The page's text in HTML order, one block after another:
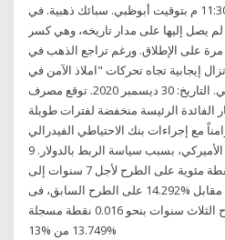
محمد علي. الأحد 2020/12/27 11:30 م بتوقيت أبوظبي. سبائك ذهبية. في
لم يصل إليها على مدار تاريخه، وهي كسر
لأول مرة على الإطلاق. ورغم تراجع الذهب في
إيجابية تجاه تحركات "املاذ الآمن في
2021. أمل المنشاوي - أبوظبي. التاريخ: 30 ديسمبر 2020. توقع مصرف
الفائدة الرئيسة منخفضة لفترات طويلة
وذلك تزامناً مع إجراءات بنك الاحتياطي الفيدرالي
الأميركي، بسبب سياسة الربط بالدولار. 9 hours ago · وتباينت أسعار
الفائدة؛ لترتفع بنحو0.07 نقطة مئوية على الطرح لأجل 7 سنوات إلى
%14.362 الأسبوع الماضى مقابل %14.292 على الطرح السابق، فى
المقابل تراجعت على طرح الثلاث سنوات بنحو 0.016 نقطة مسجلة
%13.749 من %13